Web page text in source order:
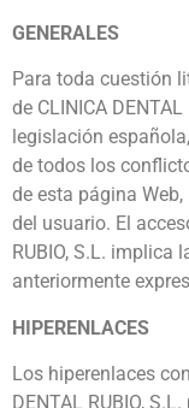
GENERALES
Para toda cuestión
de CLINICA
legislación
de todos los
de esta página
del usuario. El
RUBIO, S.L.
anteriormente
HIPERENLACES
Los hiperenlaces
DENTAL RUBIO,